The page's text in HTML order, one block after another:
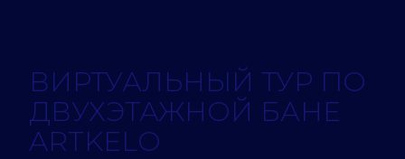
ВИРТУАЛЬНЫЙ ТУР ПО
ДВУХЭТАЖНОЙ БАНЕ
ARTKELO